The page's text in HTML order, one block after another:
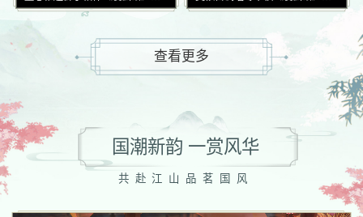
凌云健笔意纵横《凌云诺》同人主题站上线
绮丽国风社交手游《凌云诺》同人主题站正式上线啦！往期
毒舌而不自知，信奉爱美乃人之天性
芳菲盛
怒
对自身所在竖排我方单位添加护盾，并提升25%防御和攻击，持续2回合
查看更多
国潮新韵 一赏风华
共赴江山品茗国风